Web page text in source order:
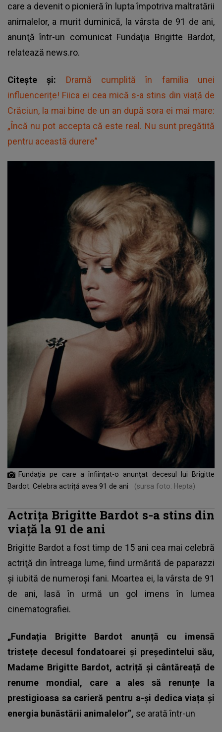
care a devenit o pionieră în lupta împotriva maltratării
animalelor, a murit duminică, la vârsta de 91 de ani,
anunţă într-un comunicat Fundaţia Brigitte Bardot,
relatează news.ro.
Citește și: Dramă cumplită în familia unei
influencerițe! Fiica ei cea mică s-a stins din viață de
Crăciun, la mai bine de un an după sora ei mai mare:
„Încă nu pot accepta că este real. Nu sunt pregătită
pentru această durere”
Fundația pe care a înființat-o anunțat decesul lui Brigitte
Bardot. Celebra actriță avea 91 de ani
(sursa foto: Hepta)
Actrița Brigitte Bardot s-a stins din
viață la 91 de ani
Brigitte Bardot a fost timp de 15 ani cea mai celebră
actriţă din întreaga lume, fiind urmărită de paparazzi
și iubită de numeroși fani. Moartea ei, la vârsta de 91
de ani, lasă în urmă un gol imens în lumea
cinematografiei.
„Fundația Brigitte Bardot anunță cu imensă
tristețe decesul fondatoarei și președintelui său,
Madame Brigitte Bardot, actriță și cântăreață de
renume mondial, care a ales să renunțe la
prestigioasa sa carieră pentru a-și dedica viața și
energia bunăstării animalelor”, se arată într-un